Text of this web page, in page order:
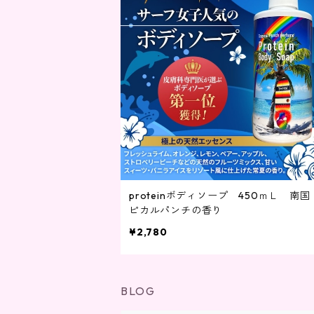
proteinボディソープ 450ｍＬ 南国
ピカルパンチの香り
¥2,780
BLOG